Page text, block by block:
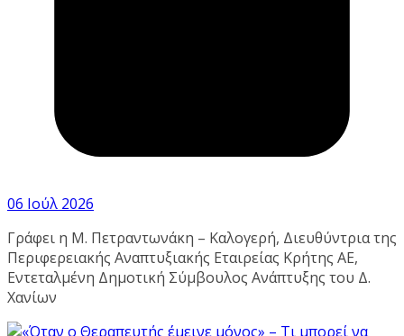
06 Ιούλ 2026
Γράφει η Μ. Πετραντωνάκη – Καλογερή, Διευθύντρια της
Περιφερειακής Αναπτυξιακής Εταιρείας Κρήτης ΑΕ,
Εντεταλμένη Δημοτική Σύμβουλος Ανάπτυξης του Δ.
Χανίων